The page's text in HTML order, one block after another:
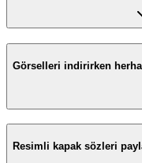
Görselleri indirirken
Resimli kapak sözleri